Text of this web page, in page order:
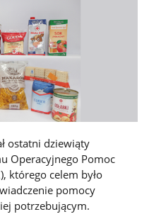
ostatni dziewiąty
Operacyjnego Pomoc
którego celem było
pomocy
potrzebującym.